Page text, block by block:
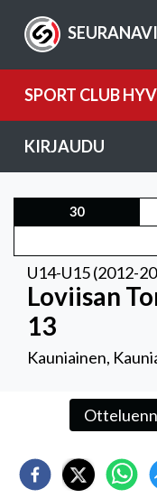
SPORT CLUB
KIRJAUDU
30
U14-U15 (2012-
Loviisan
13
Kauniainen,